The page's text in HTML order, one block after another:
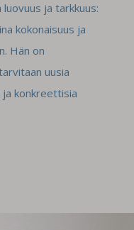
ja tarkkuus:
kokonaisuus ja
Hän on
uusia
ja konkreettisia